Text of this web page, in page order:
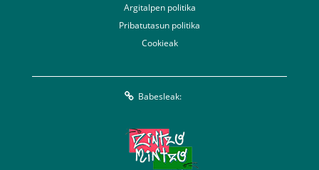
Argitalpen politika
Pribatutasun politika
Cookieak
Babesleak: